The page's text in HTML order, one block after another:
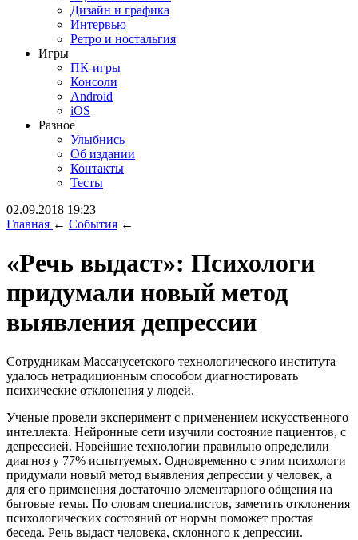
Дизайн и графика
Интервью
Ретро и ностальгия
Игры
ПК-игры
Консоли
Android
iOS
Разное
Улыбнись
Об издании
Контакты
Тесты
02.09.2018 19:23
Главная ← События ←
«Речь выдаст»: Психологи
придумали новый метод
выявления депрессии
Сотрудникам Массачусетского технологического института
удалось нетрадиционным способом диагностировать
психические отклонения у людей.
Ученые провели эксперимент с применением искусственного
интеллекта. Нейронные сети изучили состояние пациентов, с
депрессией. Новейшие технологии правильно определили
диагноз у 77% испытуемых. Одновременно с этим психологи
придумали новый метод выявления депрессии у человек, а
для его применения достаточно элементарного общения на
бытовые темы. По словам специалистов, заметить отклонения
психологических состояний от нормы поможет простая
беседа. Речь выдаст человека, склонного к депрессии.